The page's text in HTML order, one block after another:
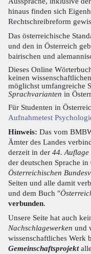
hinaus finden sich
Rechtschreibreform
Das österreichische
und den in Österreich
bairischen und
Dieses Online
keinen
möglichst umfangreiche
Sprachvarianten in
Für Studenten in
Aufnahmetest
Hinweis: Das vom
Ämter des Landes
derzeit in der 44. Auflage
der deutschen Sprache
Österreichischen
Seiten und alle damit
und dem Buch "
verbunden.
Unsere Seite hat auch
Nachschlagewerken und
wissenschaftliches Werk
Gemeinschaftsprojekt